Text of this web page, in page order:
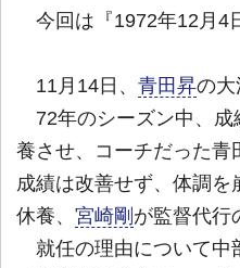
今回は『1972年12月4
11月14日、 青田昇の大
72年のシーズン中、成
養させ、コーチだった青
成績は改善せず、体調を
休養、 宮崎剛 が監督代行
就任の理由について中